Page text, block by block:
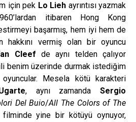
için pek Lo Lieh ayrıntısı yazmak
itibaren Hong Kong
başarmış, hem iyi hem de
hakkını vermiş olan bir oyuncu
Cleef de aynı telden çalıyor
benim üzerinde durmak istediğim
Mesela kötü karakteri
, aynı zamandaSergio
Del Buio/All The Colors of The
yine bir kötüyü oynuyor,